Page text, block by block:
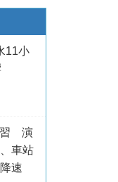
11小
習 演
車站
速